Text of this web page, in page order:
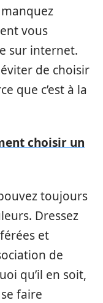
vous
sur internet.
de choisir
que c’est à la
choisir un
toujours
Dressez
et
de
qu’il en soit,
faire